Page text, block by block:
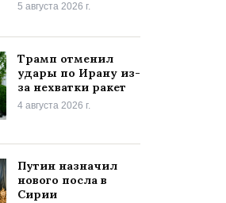
5 августа 2026 г.
Трамп отменил
удары по Ирану из-
за нехватки ракет
4 августа 2026 г.
Путин назначил
нового посла в
Сирии